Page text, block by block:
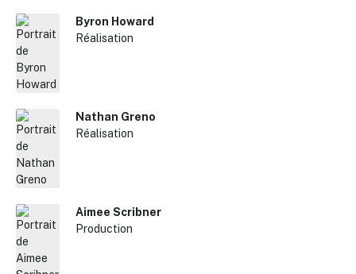
Byron Howard
Réalisation
Nathan Greno
Réalisation
Aimee Scribner
Production